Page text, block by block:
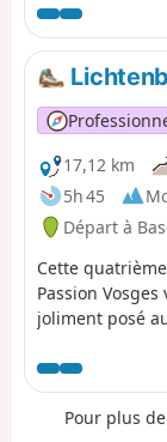
mises en œuvre
hostile. C’est
troglodytiques
chaque fois
parois. Une
par Franck
DNA et de
fait en suivant
contraire.
17,12 km
5h 45
Départ à
Cette
Passion
joliment posé
la clé, de belles
étape dans le
DNA et
Pour plus